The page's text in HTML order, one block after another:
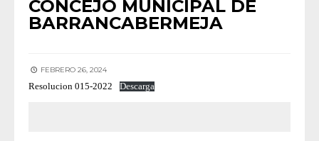
CONCEJO MUNICIPAL DE
BARRANCABERMEJA
FEBRERO 26, 2024
Resolucion 015-2022 Descarga